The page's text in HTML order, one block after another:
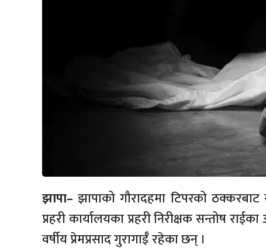
झापा–झापाको गौरादहमा टिपरको
प्रहरी कार्यालयका प्रहरी निरीक्षक सन्तोष
वर्षीय प्रेमप्रसाद गुरागाईँ रहेका छन् ।